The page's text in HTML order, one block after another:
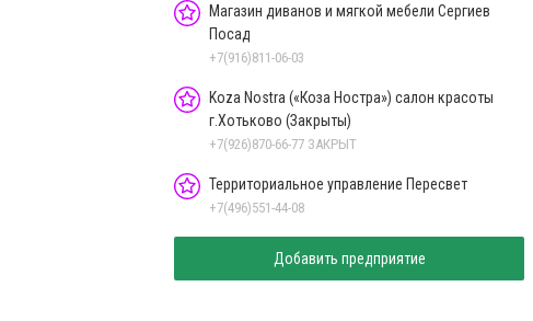
Магазин диванов и мягкой мебели Сергиев
Посад
+7(916)811-06-03
Koza Nostra («Коза Ностра») салон красоты
г.Хотьково (Закрыты)
+7(926)870-66-77 ЗАКРЫТ
Территориальное управление Пересвет
+7(496)551-44-08
Добавить предприятие